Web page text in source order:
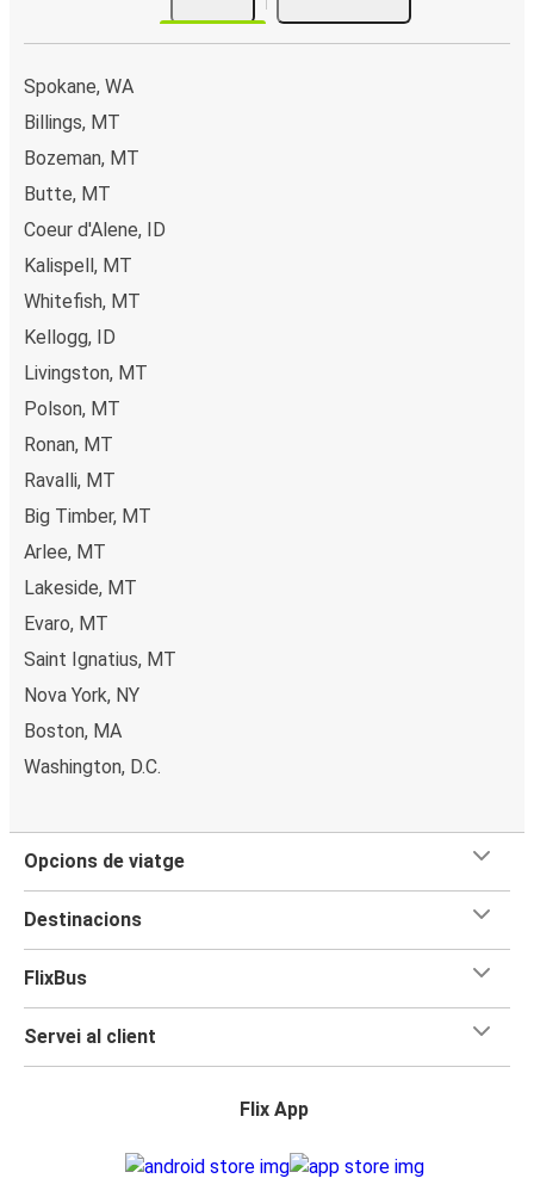
Spokane, WA
Billings, MT
Bozeman, MT
Butte, MT
Coeur d'Alene, ID
Kalispell, MT
Whitefish, MT
Kellogg, ID
Livingston, MT
Polson, MT
Ronan, MT
Ravalli, MT
Big Timber, MT
Arlee, MT
Lakeside, MT
Evaro, MT
Saint Ignatius, MT
Nova York, NY
Boston, MA
Washington, D.C.
Opcions de viatge
Destinacions
FlixBus
Servei al client
Flix App